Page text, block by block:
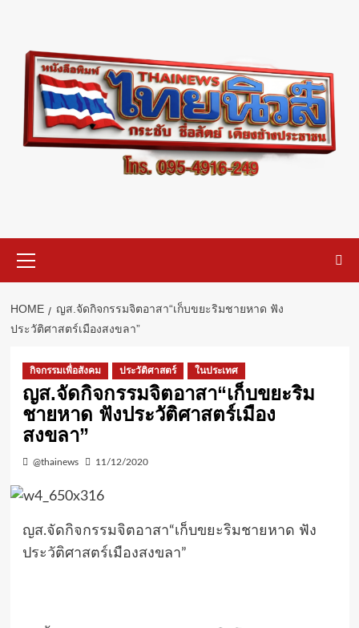
content
Menu
HOME
ญส.จัดกิจกรรมจิตอาสา“เก็บขยะริมชายหาด ฟัง
ประวัติศาสตร์เมืองสงขลา”
กิจกรรมเพื่อสังคม ประวัติศาสตร์ ในประเทศ
ญส.จัดกิจกรรมจิตอาสา“เก็บขยะริม
ชายหาด ฟังประวัติศาสตร์เมือง
สงขลา”
@thainews 11/12/2020
ญส.จัดกิจกรรมจิตอาสา“เก็บขยะริมชายหาด ฟัง
ประวัติศาสตร์เมืองสงขลา”